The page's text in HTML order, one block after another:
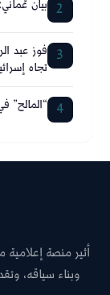
2 بيان
3 فوز عبد
تجاه
4 “المالح”
أثير منصة
وبناء سياقه،